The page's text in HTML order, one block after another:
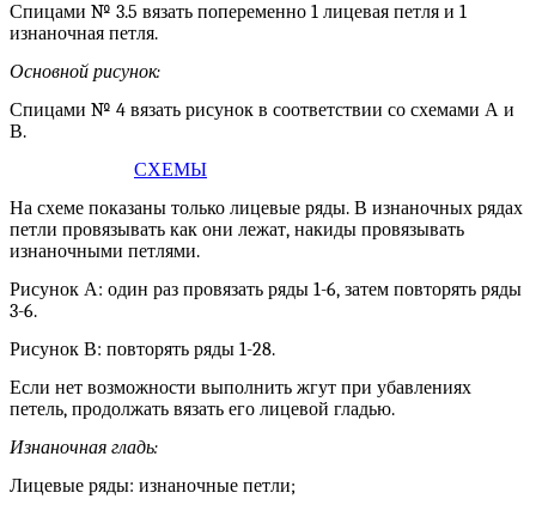
Спицами № 3.5 вязать попеременно 1 лицевая петля и 1
изнаночная петля.
Основной рисунок:
Спицами № 4 вязать рисунок в соответствии со схемами А и
В.
СХЕМЫ
На схеме показаны только лицевые ряды. В изнаночных рядах
петли провязывать как они лежат, накиды провязывать
изнаночными петлями.
Рисунок А: один раз провязать ряды 1-6, затем повторять ряды
3-6.
Рисунок В: повторять ряды 1-28.
Если нет возможности выполнить жгут при убавлениях
петель, продолжать вязать его лицевой гладью.
Изнаночная гладь:
Лицевые ряды: изнаночные петли;